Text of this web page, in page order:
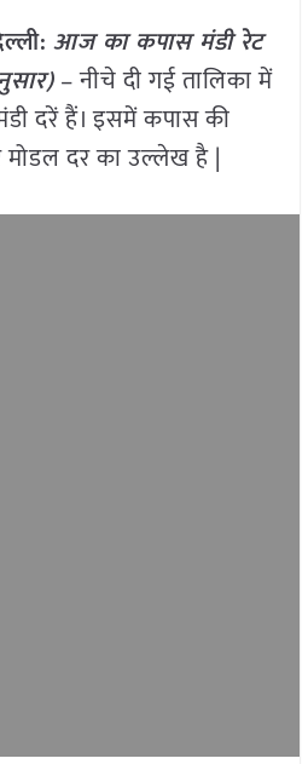
आज का कपास मंडी रेट
– नीचे दी गई तालिका में
दरें हैं। इसमें कपास की
दर का उल्लेख है |